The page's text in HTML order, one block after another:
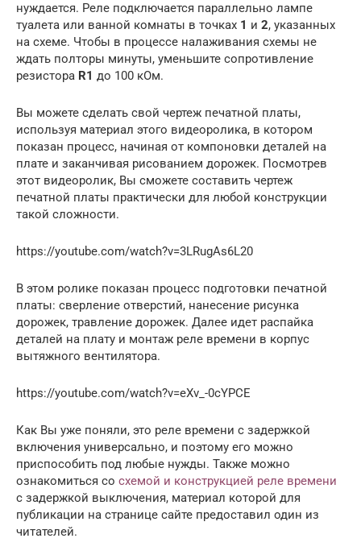
нуждается. Реле подключается параллельно лампе
туалета или ванной комнаты в точках 1 и 2, указанных
на схеме. Чтобы в процессе налаживания схемы не
ждать полторы минуты, уменьшите сопротивление
резистора R1 до 100 кОм.
Вы можете сделать свой чертеж печатной платы,
используя материал этого видеоролика, в котором
показан процесс, начиная от компоновки деталей на
плате и заканчивая рисованием дорожек. Посмотрев
этот видеоролик, Вы сможете составить чертеж
печатной платы практически для любой конструкции
такой сложности.
https://youtube.com/watch?v=3LRugAs6L20
В этом ролике показан процесс подготовки печатной
платы: сверление отверстий, нанесение рисунка
дорожек, травление дорожек. Далее идет распайка
деталей на плату и монтаж реле времени в корпус
вытяжного вентилятора.
https://youtube.com/watch?v=eXv_-0cYPCE
Как Вы уже поняли, это реле времени с задержкой
включения универсально, и поэтому его можно
приспособить под любые нужды. Также можно
ознакомиться со схемой и конструкцией реле времени
с задержкой выключения, материал которой для
публикации на странице сайте предоставил один из
читателей.